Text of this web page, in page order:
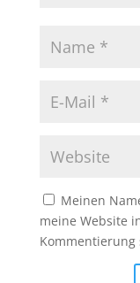
Meinen
meine Website
Kommentierung